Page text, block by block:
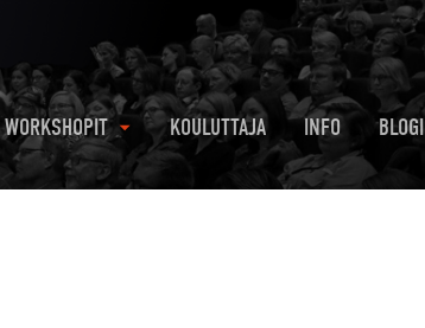
WORKSHOPIT KOULUTTAJA INFO BLOGI